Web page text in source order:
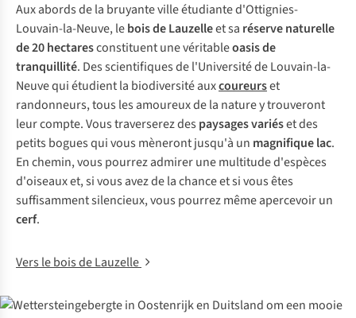
Aux abords de la bruyante ville étudiante d'Ottignies-
Louvain-la-Neuve, lebois de Lauzelleet sa réserve naturelle
de 20 hectaresconstituent une véritableoasis de
tranquillité. Des scientifiques de l'Université de Louvain-la-
Neuve qui étudient la biodiversité auxcoureurset
randonneurs, tous les amoureux de la nature y trouveront
leur compte. Vous traverserez des paysages variéset des
petits bogues qui vous mèneront jusqu'à un magnifique lac.
En chemin, vous pourrez admirer une multitude d'espèces
d'oiseaux et, si vous avez de la chance et si vous êtes
suffisamment silencieux, vous pourrez même apercevoir un
cerf.
Vers le bois de Lauzelle